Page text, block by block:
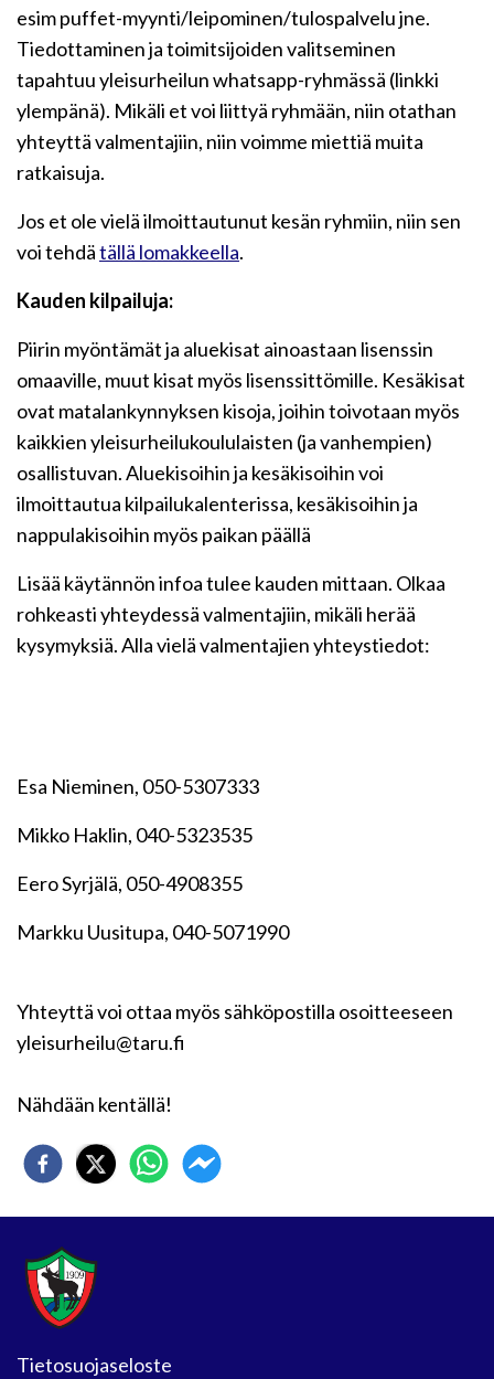
esim puffet-myynti/leipominen/tulospalvelu jne.
Tiedottaminen ja toimitsijoiden valitseminen
tapahtuu yleisurheilun whatsapp-ryhmässä (linkki
ylempänä). Mikäli et voi liittyä ryhmään, niin otathan
yhteyttä valmentajiin, niin voimme miettiä muita
ratkaisuja.
Jos et ole vielä ilmoittautunut kesän ryhmiin, niin sen
voi tehdätällä lomakkeella.
Kauden kilpailuja:
Piirin myöntämät ja aluekisat ainoastaan lisenssin
omaaville, muut kisat myös lisenssittömille. Kesäkisat
ovat matalankynnyksen kisoja, joihin toivotaan myös
kaikkien yleisurheilukoululaisten (ja vanhempien)
osallistuvan. Aluekisoihin ja kesäkisoihin voi
ilmoittautua kilpailukalenterissa, kesäkisoihin ja
nappulakisoihin myös paikan päällä
Lisää käytännön infoa tulee kauden mittaan. Olkaa
rohkeasti yhteydessä valmentajiin, mikäli herää
kysymyksiä. Alla vielä valmentajien yhteystiedot:
Esa Nieminen, 050-5307333
Mikko Haklin, 040-5323535
Eero Syrjälä, 050-4908355
Markku Uusitupa, 040-5071990
Yhteyttä voi ottaa myös sähköpostilla osoitteeseen
yleisurheilu@taru.fi
Nähdään kentällä!
Tietosuojaseloste